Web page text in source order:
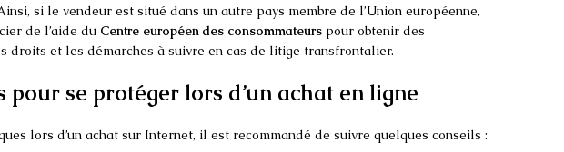
si le vendeur est situé dans un autre pays membre de l’Union européenne,
de l’aide du Centre européen des consommateurs pour obtenir des
droits et les démarches à suivre en cas de litige transfrontalier.
pour se protéger lors d’un achat en ligne
lors d’un achat sur Internet, il est recommandé de suivre quelques conseils :